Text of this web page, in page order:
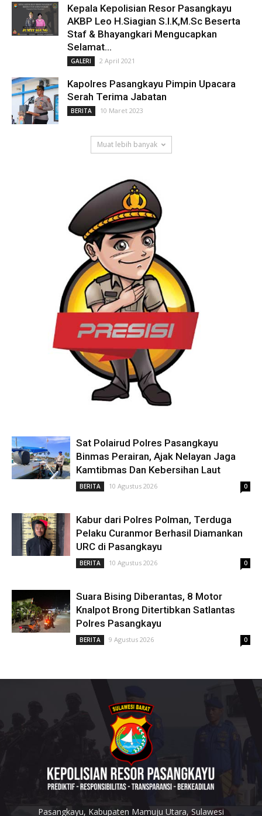
Kepala Kepolisian Resor Pasangkayu
AKBP Leo H.Siagian S.I.K,M.Sc Beserta
Staf & Bhayangkari Mengucapkan
Selamat...
GALERI 2 April 2021
Kapolres Pasangkayu Pimpin Upacara
Serah Terima Jabatan
BERITA 10 Maret 2023
Muat lebih banyak
Sat Polairud Polres Pasangkayu
Binmas Perairan, Ajak Nelayan Jaga
Kamtibmas Dan Kebersihan Laut
BERITA 10 Agustus 2026 0
Kabur dari Polres Polman, Terduga
Pelaku Curanmor Berhasil Diamankan
URC di Pasangkayu
BERITA 10 Agustus 2026 0
Suara Bising Diberantas, 8 Motor
Knalpot Brong Ditertibkan Satlantas
Polres Pasangkayu
BERITA 9 Agustus 2026 0
Pasangkayu, Kabupaten Mamuju Utara, Sulawesi